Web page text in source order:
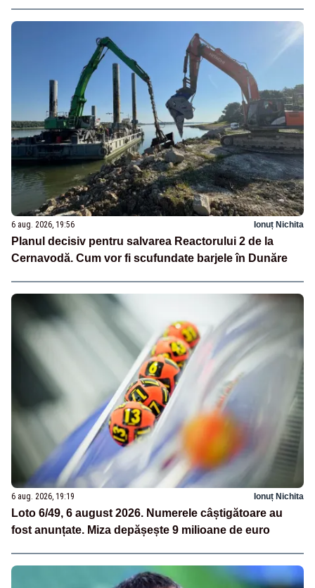
6 aug. 2026, 19:56 Ionuț Nichita
Planul decisiv pentru salvarea Reactorului 2 de la
Cernavodă. Cum vor fi scufundate barjele în Dunăre
6 aug. 2026, 19:19 Ionuț Nichita
Loto 6/49, 6 august 2026. Numerele câștigătoare au
fost anunțate. Miza depășește 9 milioane de euro